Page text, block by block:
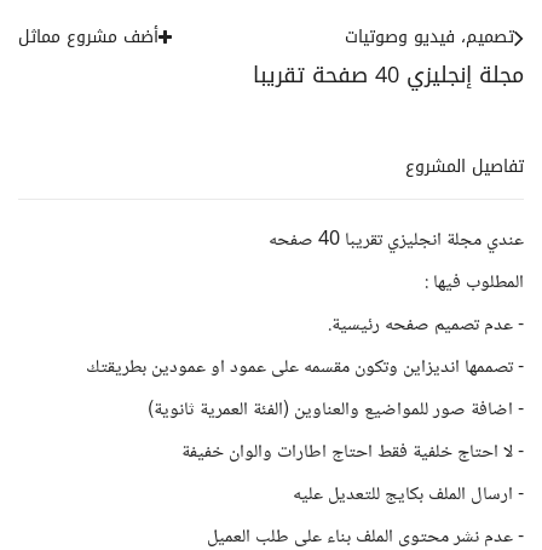
مجلة إنجليزي 40 صفحة تقريبا
تصميم، فيديو وصوتيات أضف مشروع مماثل
تفاصيل المشروع
عندي مجلة انجليزي تقريبا 40 صفحه
المطلوب فيها :
- عدم تصميم صفحه رئيسية.
- تصممها انديزاين وتكون مقسمه على عمود او عمودين بطريقتك
- اضافة صور للمواضيع والعناوين (الفئة العمرية ثانوية)
- لا احتاج خلفية فقط احتاج اطارات والوان خفيفة
- ارسال الملف بكايج للتعديل عليه
- عدم نشر محتوى الملف بناء على طلب العميل